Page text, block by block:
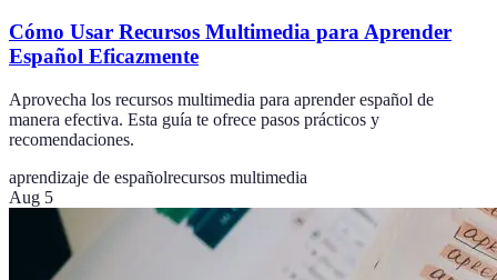
Cómo Usar Recursos Multimedia para Aprender
Español Eficazmente
Aprovecha los recursos multimedia para aprender español de
manera efectiva. Esta guía te ofrece pasos prácticos y
recomendaciones.
aprendizaje de españolrecursos multimedia
Aug 5